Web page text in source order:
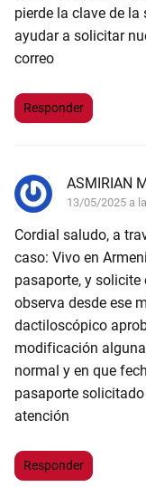
pierde la clave de
ayudar a solicitar
correo
Responder
ASMIRIAN
13/05/2025 a
Cordial saludo, a
caso: Vivo en
pasaporte, y
observa desde ese
dactiloscópico
modificación
normal y en que
pasaporte
atención
Responder